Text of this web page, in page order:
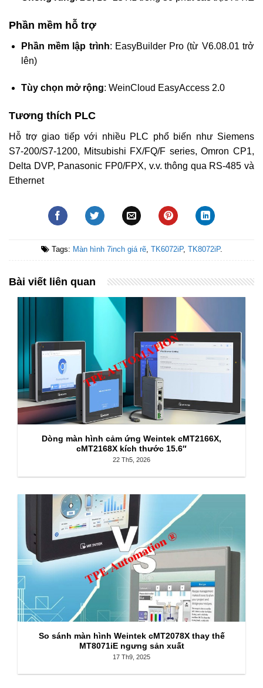
Phần mềm hỗ trợ
Phần mềm lập trình: EasyBuilder Pro (từ V6.08.01 trở
lên)
Tùy chọn mở rộng: WeinCloud EasyAccess 2.0
Tương thích PLC
Hỗ trợ giao tiếp với nhiều PLC phổ biến như Siemens
S7‑200/S7‑1200, Mitsubishi FX/FQ/F series, Omron CP1,
Delta DVP, Panasonic FP0/FPX, v.v. thông qua RS‑485 và
Ethernet
Tags: Màn hình 7inch giá rẽ, TK6072iP, TK8072iP.
Bài viết liên quan
Dòng màn hình cảm ứng Weintek cMT2166X,
cMT2168X kích thước 15.6″
22 Th5, 2026
So sánh màn hình Weintek cMT2078X thay thế
MT8071iE ngưng sản xuất
17 Th9, 2025